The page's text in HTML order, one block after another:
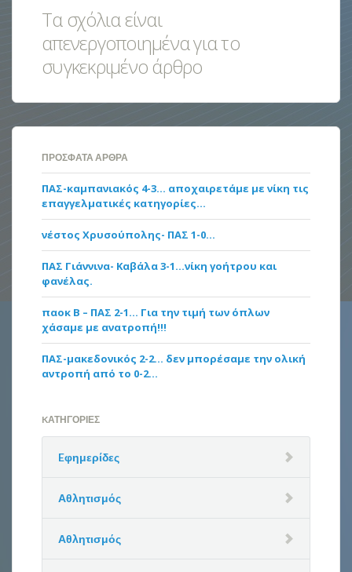
Τα σχόλια είναι
απενεργοποιημένα για το
συγκεκριμένο άρθρο
ΠΡΌΣΦΑΤΑ ΆΡΘΡΑ
ΠΑΣ-καμπανιακός 4-3… αποχαιρετάμε με νίκη τις
επαγγελματικές κατηγορίες…
νέστος Χρυσούπολης- ΠΑΣ 1-0…
ΠΑΣ Γιάννινα- Καβάλα 3-1…νίκη γοήτρου και
φανέλας.
παοκ Β – ΠΑΣ 2-1… Για την τιμή των όπλων
χάσαμε με ανατροπή!!!
ΠΑΣ-μακεδονικός 2-2… δεν μπορέσαμε την ολική
αντροπή από το 0-2…
KΑΤΗΓΟΡΊΕΣ
Eφημερίδες
Αθλητισμός
Αθλητισμός